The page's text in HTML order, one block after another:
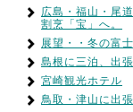
広島・福山・尾
割烹「宝」へ。
展望・・冬の富
島根に三泊、出
宮崎観光ホテル
鳥取・津山に出